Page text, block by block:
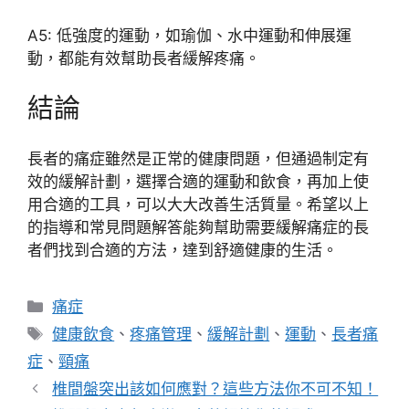
A5: 低強度的運動，如瑜伽、水中運動和伸展運
動，都能有效幫助長者緩解疼痛。
結論
長者的痛症雖然是正常的健康問題，但通過制定有
效的緩解計劃，選擇合適的運動和飲食，再加上使
用合適的工具，可以大大改善生活質量。希望以上
的指導和常見問題解答能夠幫助需要緩解痛症的長
者們找到合適的方法，達到舒適健康的生活。
分
類
痛症
標
籤
健康飲食 、疼痛管理 、緩解計劃 、運動 、長者痛
症 、 頸痛
椎間盤突出該如何應對？這些方法你不可不知！